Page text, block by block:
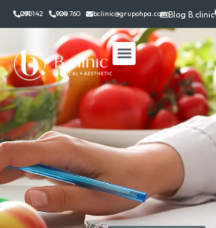
291 142 030 924 760 900 bclinic@grupohpa.comBlog B.clinic